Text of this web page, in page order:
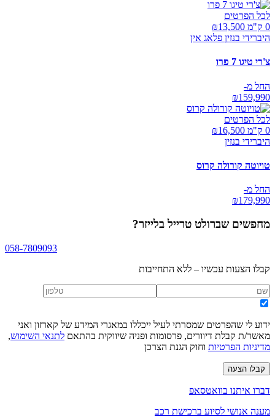
לכל הפרטים
0 ק"מ ₪
13,500
היברידי בנזין פלאג אין
צ'רי טיגו 7 פרו
החל מ-
₪159,990
לכל הפרטים
0 ק"מ ₪
16,500
היברידי בנזין
טויוטה קורולה קרוס
החל מ-
₪179,990
מחפשיםשברולט טרייל בלייזר?
058-7809093
קבלו הצעות עכשיו – ללא התחייבות
ידוע לי שהפרטים שמסרתי לעיל ייכללו במאגרי המידע של קארזון ואני
מאשר/ת קבלת דיוורים, פרסומות ופניה שיווקית בהתאם לתנאי השימוש,
מדיניות הפרטיות וחוק הגנת הצרכן
קבלו הצעה
דברו איתנו בוואטסאפ
מענה אנושי לסיוע ברכישת רכב